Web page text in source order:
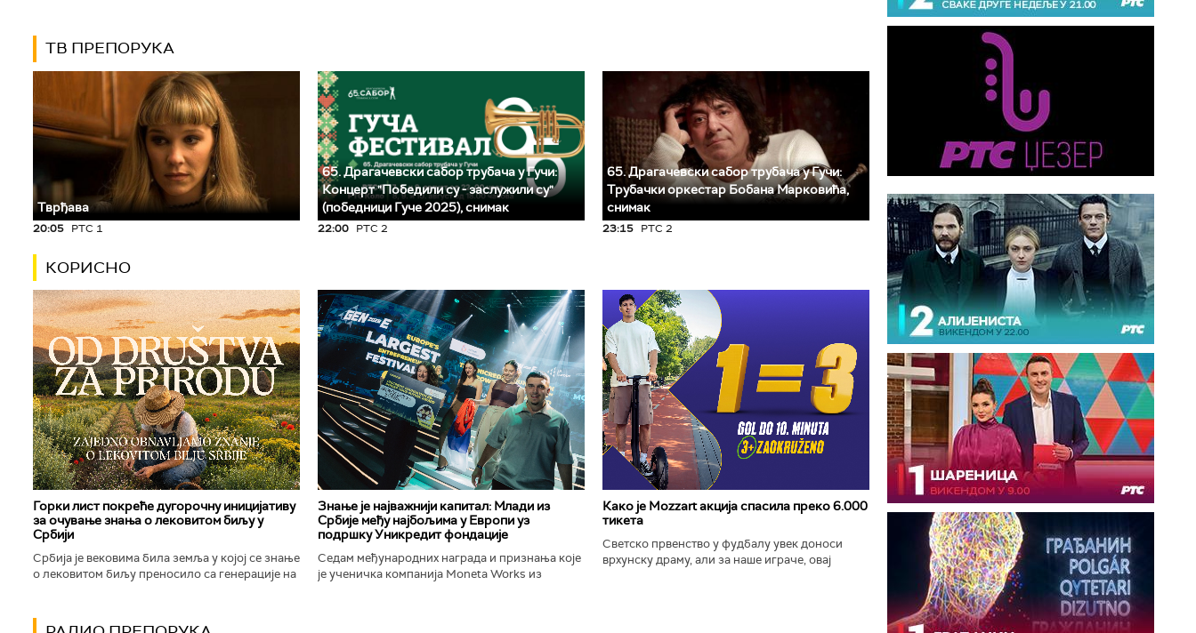
ТВ ПРЕПОРУКА
Тврђава
20:05 РТС 1
65. Драгачевски сабор трубача у Гучи:
Концерт "Победили су - заслужили су"
(победници Гуче 2025), снимак
22:00 РТС 2
65. Драгачевски сабор трубача у Гучи:
Трубачки оркестар Бобана Марковића,
снимак
23:15 РТС 2
КОРИСНО
Горки лист покреће дугорочну иницијативу
за очување знања о лековитом биљу у
Србији
Србија је вековима била земља у којој се знање
о лековитом биљу преносило са генерације на
Знање је најважнији капитал: Млади из
Србије међу најбољима у Европи уз
подршку Уникредит фондације
Седам међународних награда и признања које
је ученичка компанија Moneta Works из
Како је Mozzart акција спасила преко 6.000
тикета
Светско првенство у фудбалу увек доноси
врхунску драму, али за наше играче, овај